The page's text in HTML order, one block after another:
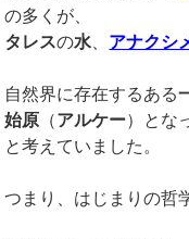
の多くが、
タレスの水 アナクシ
自然界に存在するある
始原 （アルケー）とな
と考えていました。
つまり、はじまりの哲